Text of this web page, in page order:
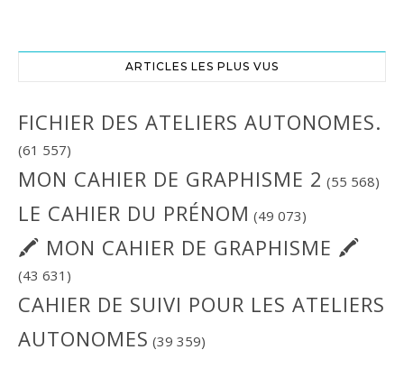
ARTICLES LES PLUS VUS
FICHIER DES ATELIERS AUTONOMES.
(61 557)
MON CAHIER DE GRAPHISME 2 (55 568)
LE CAHIER DU PRÉNOM (49 073)
🖍 MON CAHIER DE GRAPHISME 🖍
(43 631)
CAHIER DE SUIVI POUR LES ATELIERS
AUTONOMES (39 359)